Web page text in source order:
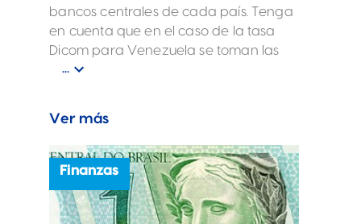
bancos centrales de cada país. Tenga
en cuenta que en el caso de la tasa
Dicom para Venezuela se toman las
tasas de operación Dicom del día hábil
(www.bcv.org.ve/).
...
Ver más
Finanzas